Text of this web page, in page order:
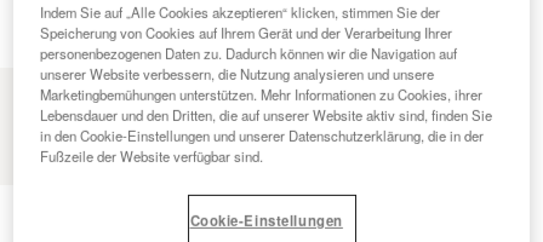
MENU
Indem Sie auf „Alle Cookies akzeptieren“ klicken, stimmen Sie der
Speicherung von Cookies auf Ihrem Gerät und der Verarbeitung Ihrer
personenbezogenen Daten zu. Dadurch können wir die Navigation auf
unserer Website verbessern, die Nutzung analysieren und unsere
Marketingbemühungen unterstützen. Mehr Informationen zu Cookies, ihrer
Lebensdauer und den Dritten, die auf unserer Website aktiv sind, finden Sie
in den Cookie-Einstellungen und unserer Datenschutzerklärung, die in der
Fußzeile der Website verfügbar sind.
Cookie-Einstellungen